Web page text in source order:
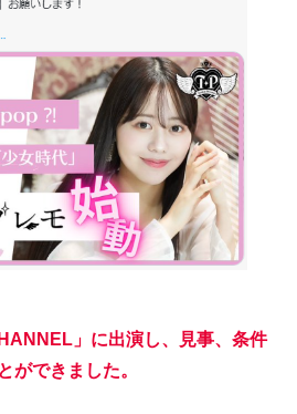
」に出演し、見事、条件
ができました。